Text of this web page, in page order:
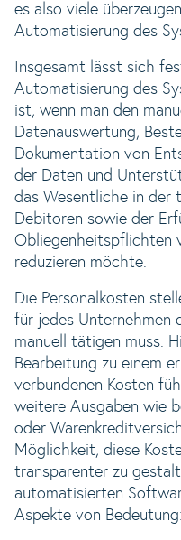
es also viele
Automatisierung des
Insgesamt lässt sich
Automatisierung des
ist, wenn man den
Datenauswertung,
Dokumentation von
der Daten und
das Wesentliche in der
Debitoren sowie der
Obliegenheitspflichten
reduzieren möchte.
Die Personalkosten
für jedes Unternehmen
manuell tätigen muss.
Bearbeitung zu einem
verbundenen Kosten
weitere Ausgaben wie
oder
Möglichkeit, diese
transparenter zu
automatisierten
Aspekte von Bedeutung: